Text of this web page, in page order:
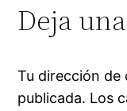
Deja
Tu dirección de
publicada. Los